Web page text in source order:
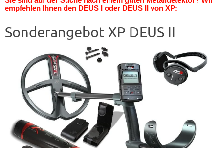
empfehlen Ihnen den DEUS I oder DEUS II von XP:
Sonderangebot XP DEUS II